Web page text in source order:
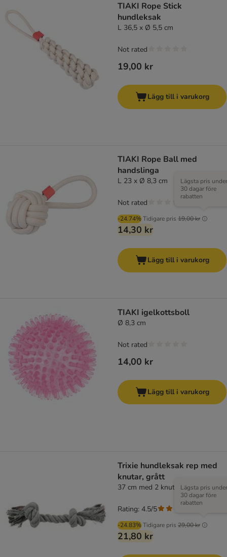
TIAKI Rope Stick
hundleksak
L 36,5 x Ø 5,5 cm
19,00 kr
Not rated
Lägg till i varukorg
TIAKI Rope Ball med
handslinga
L 23 x Ø 8,3 cm
-24.74%Tidigare pris 19,00 kr
Lägsta pris under
30 dagar före
rabatten
14,30 kr
Not rated
Lägg till i varukorg
TIAKI igelkottsboll
Ø 8,3 cm
14,00 kr
Not rated
Lägg till i varukorg
Trixie hundleksak rep med
knutar, grått
37 cm med 2 knutar, grått
-24.83%Tidigare pris 29,00 kr
Lägsta pris under
30 dagar före
rabatten
21,80 kr
Rating: 4.5/5